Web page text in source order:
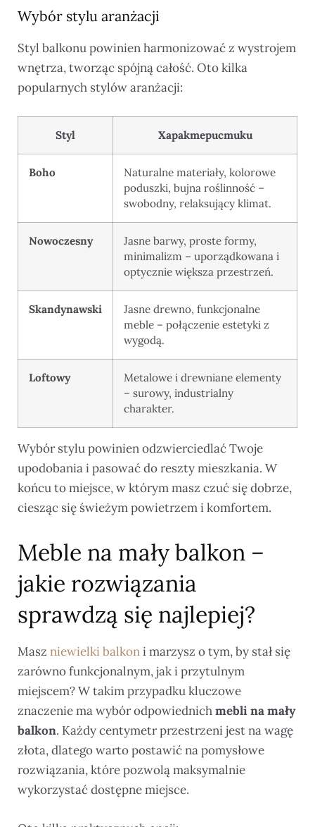
Wybór stylu aranżacji
Styl balkonu powinien harmonizować z wystrojem
wnętrza, tworząc spójną całość. Oto kilka
popularnych stylów aranżacji:
Styl Характеристики
Boho
Naturalne materiały, kolorowe
poduszki, bujna roślinność –
swobodny, relaksujący klimat.
Nowoczesny
Jasne barwy, proste formy,
minimalizm – uporządkowana i
optycznie większa przestrzeń.
Skandynawski
Jasne drewno, funkcjonalne
meble – połączenie estetyki z
wygodą.
Loftowy
Metalowe i drewniane elementy
– surowy, industrialny
charakter.
Wybór stylu powinien odzwierciedlać Twoje
upodobania i pasować do reszty mieszkania. W
końcu to miejsce, w którym masz czuć się dobrze,
ciesząc się świeżym powietrzem i komfortem.
Meble na mały balkon –
jakie rozwiązania
sprawdzą się najlepiej?
Masz niewielki balkoni marzysz o tym, by stał się
zarówno funkcjonalnym, jak i przytulnym
miejscem? W takim przypadku kluczowe
znaczenie ma wybór odpowiednichmebli na mały
balkon. Każdy centymetr przestrzeni jest na wagę
złota, dlatego warto postawić na pomysłowe
rozwiązania, które pozwolą maksymalnie
wykorzystać dostępne miejsce.